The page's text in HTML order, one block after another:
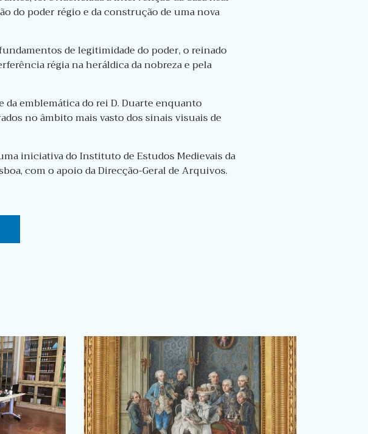
do poder régio e da construção de uma nova
de legitimidade do poder, o reinado
régia na heráldica da nobreza e pela
emblemática do rei D. Duarte enquanto
no âmbito mais vasto dos sinais visuais de
iniciativa do Instituto de Estudos Medievais da
com o apoio da Direcção-Geral de Arquivos.